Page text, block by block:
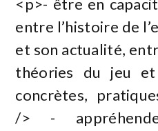
entre l’histoire de
et son actualité,
théories du jeu et
concrètes,
/> -